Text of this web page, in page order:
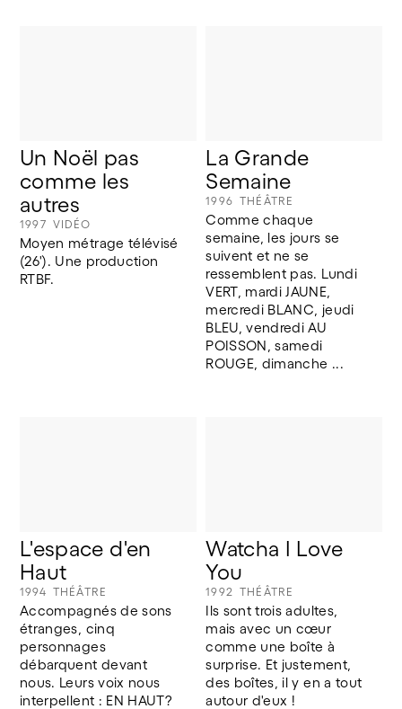
Un Noël pas
comme les
autres
1997 VIDÉO
Moyen métrage télévisé
(26'). Une production
RTBF.
La Grande
Semaine
1996 THÉÂTRE
Comme chaque
semaine, les jours se
suivent et ne se
ressemblent pas. Lundi
VERT, mardi JAUNE,
mercredi BLANC, jeudi
BLEU, vendredi AU
POISSON, samedi
ROUGE, dimanche ...
L'espace d'en
Haut
1994 THÉÂTRE
Accompagnés de sons
étranges, cinq
personnages
débarquent devant
nous. Leurs voix nous
interpellent : EN HAUT?
Watcha I Love
You
1992 THÉÂTRE
Ils sont trois adultes,
mais avec un cœur
comme une boîte à
surprise. Et justement,
des boîtes, il y en a tout
autour d'eux !